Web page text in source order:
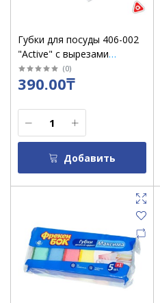
Губки для посуды 406-002
"Active" с вырезами
Paterra/ 3 шт
(0)
390.00₸
Добавить